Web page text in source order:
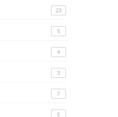
23
5
4
3
7
5